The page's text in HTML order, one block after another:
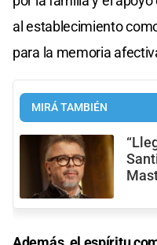
al establecimiento
para la memoria
MIRÁ TAMBIÉN